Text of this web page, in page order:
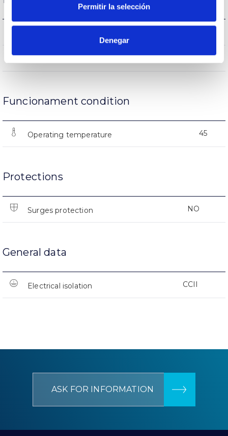
Permitir la selección
Denegar
12500
Funcionament condition
Operating temperature 45
Protections
Surges protection NO
General data
Electrical isolation CCII
ASK FOR INFORMATION